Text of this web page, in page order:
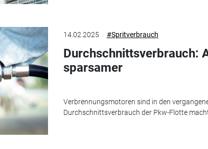
14.02.2025 #Spritverbrauch
Durchschnittsverbrauch:
sparsamer
Verbrennungsmotoren sind in den
Durchschnittsverbrauch der Pkw-Flotte